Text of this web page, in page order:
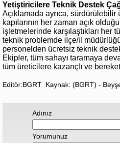
Yetiştiricilere Teknik Destek
Açıklamada ayrıca,
kapılarının her zaman açık
işletmelerinde karşılaştıkları her
teknik problemde ilçe/il
personelden ücretsiz teknik
Ekipler, tüm sahayı taramaya
tüm üreticilere kazançlı ve
Editör:BGRT Kaynak: (BGRT) -
Adınız
Yorumunuz